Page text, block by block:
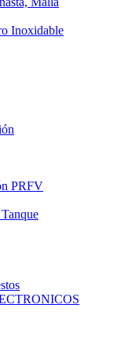
Inoxidable
PRFV